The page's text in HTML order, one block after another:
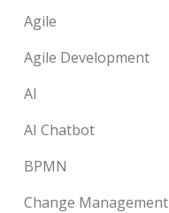
Agile
Agile Development
AI
AI Chatbot
BPMN
Change Management